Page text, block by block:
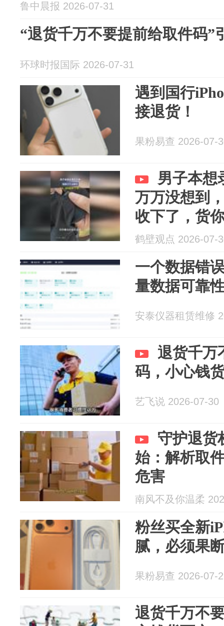
鲁中晨报 2026-07-31
“退货千万不要提前给取件码”
环球时报国际 2026-07-31
遇到国行
接退货！
果粉易查 2026-07-
男子本想
万万没想到
收下了，货
鹤壁观点 2026-07-
一个数据错
量数据可靠
安泰仪器租赁维修
退货千万
码，小心钱
艺飞说 2026-07-30
守护退货
始：解析取
危害
南风不及你温柔
粉丝买全新
腻，必须果
果粉易查 2026-07-
退货千万不